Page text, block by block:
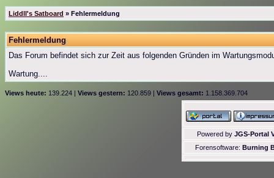
Liddll's Satboard » Fehlermeldung
Fehlermeldung
Das Forum befindet sich zur Zeit aus folgenden Gründen im
Wartung....
Views heute: 139.224 | Views gestern: 120.859 | Views gesamt: 1.158.369.704
Powered by JGS-Portal
Forensoftware: Burning